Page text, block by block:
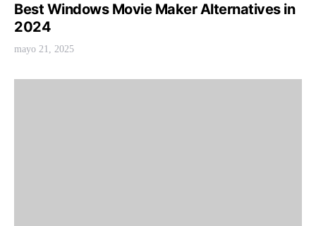
Best Windows Movie Maker Alternatives in
2024
mayo 21, 2025